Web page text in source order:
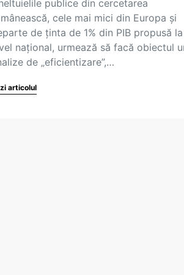
publice din cercetarea
cele mai mici din Europa și
de ținta de 1% din PIB propusă la
național, urmează să facă obiectul
de „eficientizare”,…
articolul